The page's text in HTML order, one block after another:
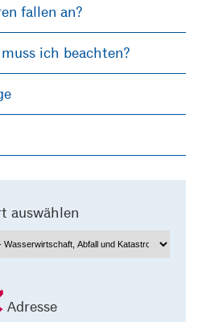
schließen
fallen an?
schließen
ich beachten?
schließen
schließen
auswählen
Adresse